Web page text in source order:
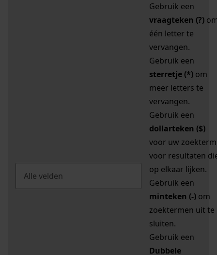
Gebruik een
vraagteken (?)
één letter te
vervangen.
Gebruik een
sterretje (*) om
meer letters te
vervangen.
Gebruik een
dollarteken ($)
voor uw zoekterm
voor resultaten
op elkaar lijken.
Gebruik een
minteken (-) om
zoektermen uit te
sluiten.
Gebruik een
Dubbele